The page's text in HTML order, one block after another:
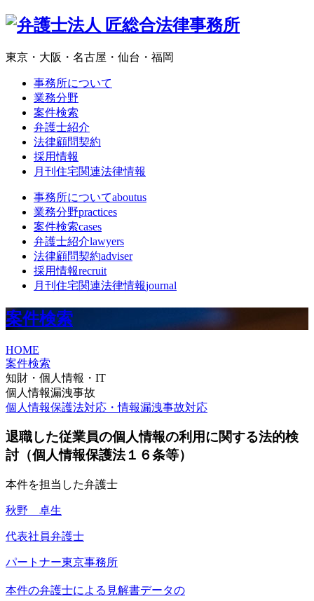
東京・大阪・名古屋・仙台・福岡
事務所について
業務分野
案件検索
弁護士紹介
法律顧問契約
採用情報
月刊住宅関連法律情報
事務所についてaboutus
業務分野practices
案件検索cases
弁護士紹介lawyers
法律顧問契約adviser
採用情報recruit
月刊住宅関連法律情報journal
案件検索
HOME
案件検索
知財・個人情報・IT
個人情報漏洩事故
個人情報保護法対応・情報漏洩事故対応
退職した従業員の個人情報の利用に関する法的検
討（個人情報保護法１６条等）
本件を担当した弁護士
秋野 卓生
代表社員弁護士
パートナー東京事務所
本件の弁護士による見解書データの